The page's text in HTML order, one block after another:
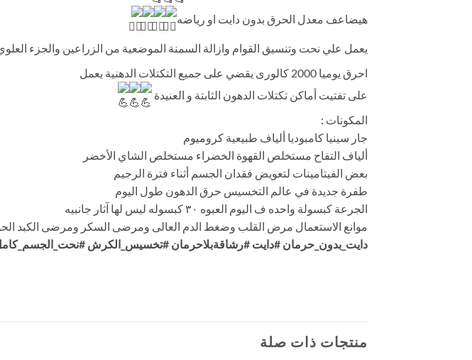
هيضاعف معدل الحرق بدون دايت او رياضه
يعمل علي نحت وتنسيق القوام وازالة السمنة الموضعية من الزراعين والجزء
احرق يوميا 2000 كالورى يقضي على جميع التكتلات الدهنية يعمل
على تفتيت أماكن تكتلات الدهون الثابتة و العنيدة
المكونات :
جار سينيا كامبوديا ألياف طبيعية كروميوم
ألياف التفاح مستخلص القهوة الخضراء مستخلص الشاي الأخضر
بعض الفيتامينات لتعويض فقدان الجسم أثناء فترة الرجيم
طفرة جديدة في عالم التخسيس حرق الدهون طول اليوم
الجرعة كبسولة واحده ف اليوم العبوه ٣٠ كبسوله ليس لها آثار جانبيه
موانع الاستعمال مرض القلب وضغط الدم العالى ومرضى السكر ومرضى الكبد
دايت_بدون_حرمان #دايت #رشاقةبلاحرمان #تخسيس_الكرش
منتجات ذات صلة